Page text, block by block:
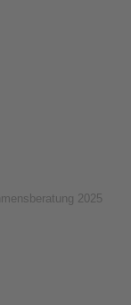
2025